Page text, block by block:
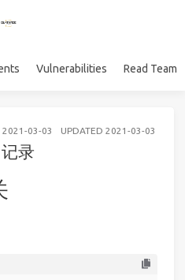
Vulnerabilities Read Team
2021-03-03 UPDATED 2021-03-03
录